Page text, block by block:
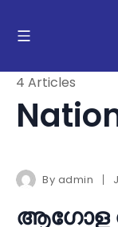
4 Articles
By admin
ആഗോള